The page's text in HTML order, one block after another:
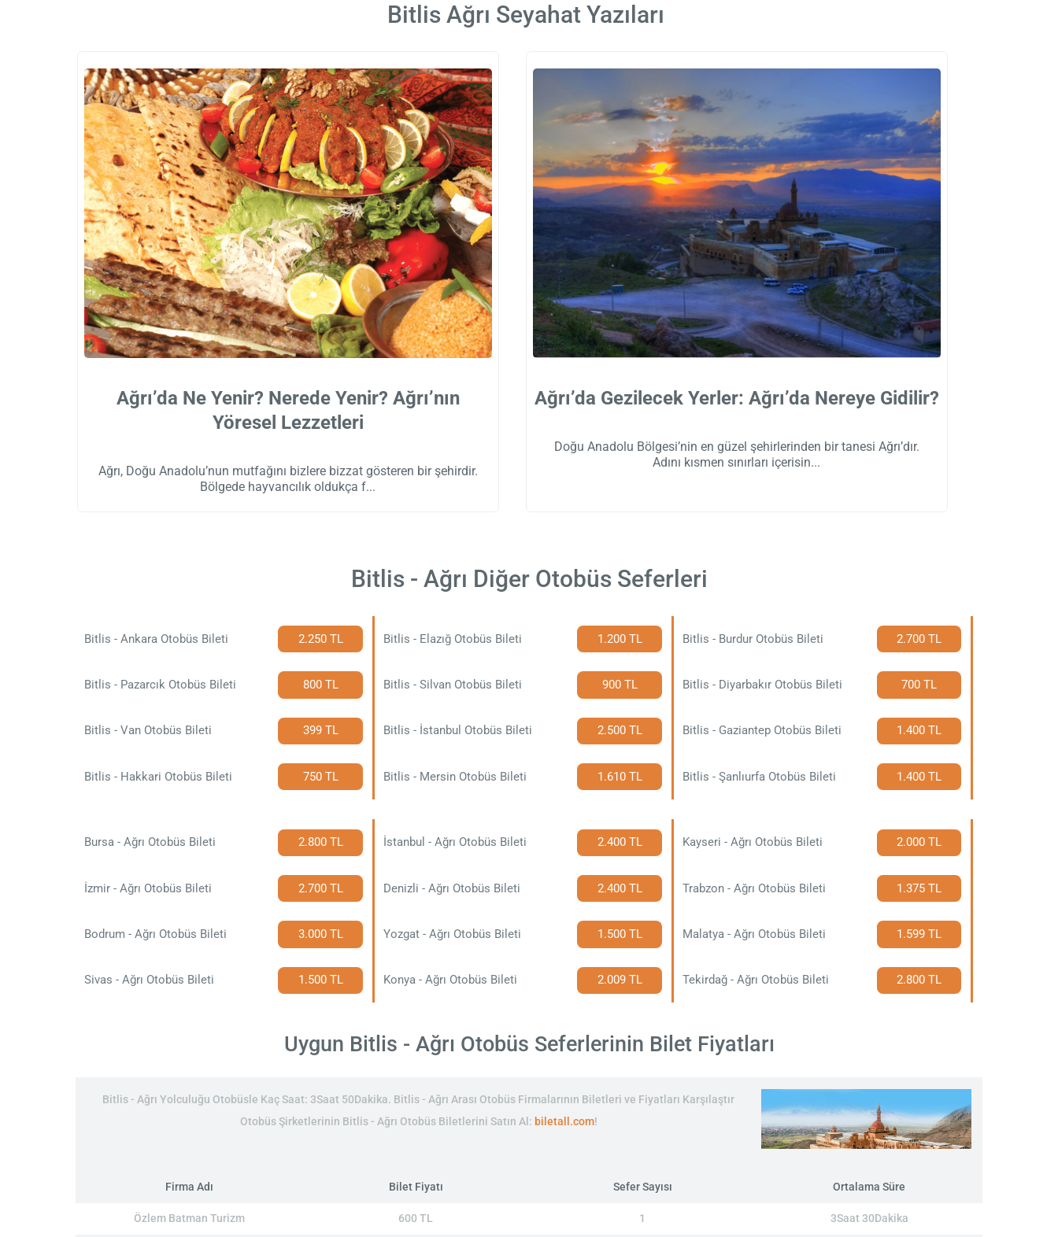
Bitlis Ağrı Seyahat Yazıları
Ağrı’da Ne Yenir? Nerede Yenir? Ağrı’nın
Yöresel Lezzetleri
Ağrı, Doğu Anadolu’nun mutfağını bizlere bizzat gösteren bir şehirdir.
Bölgede hayvancılık oldukça f
Ağrı’da Gezilecek Yerler: Ağrı’da Nereye Gidilir?
Doğu Anadolu Bölgesi’nin en güzel şehirlerinden bir tanesi Ağrı’dır.
Adını kısmen sınırları içerisin
Bitlis - Ağrı Diğer Otobüs Seferleri
Bitlis - Ankara Otobüs Bileti 2.250 TL Bitlis - Elazığ Otobüs Bileti 1.200 TL Bitlis - Burdur Otobüs Bileti 2.700 TL
Bitlis - Pazarcık Otobüs Bileti 800 TL Bitlis - Silvan Otobüs Bileti 900 TL Bitlis - Diyarbakır Otobüs Bileti 700 TL
Bitlis - Van Otobüs Bileti 399 TL Bitlis - İstanbul Otobüs Bileti 2.500 TL Bitlis - Gaziantep Otobüs Bileti 1.400 TL
Bitlis - Hakkari Otobüs Bileti 750 TL Bitlis - Mersin Otobüs Bileti 1.610 TL Bitlis - Şanlıurfa Otobüs Bileti 1.400 TL
Bursa - Ağrı Otobüs Bileti 2.800 TL İstanbul - Ağrı Otobüs Bileti 2.400 TL Kayseri - Ağrı Otobüs Bileti 2.000 TL
İzmir - Ağrı Otobüs Bileti 2.700 TL Denizli - Ağrı Otobüs Bileti 2.400 TL Trabzon - Ağrı Otobüs Bileti 1.375 TL
Bodrum - Ağrı Otobüs Bileti 3.000 TL Yozgat - Ağrı Otobüs Bileti 1.500 TL Malatya - Ağrı Otobüs Bileti 1.599 TL
Sivas - Ağrı Otobüs Bileti 1.500 TL Konya - Ağrı Otobüs Bileti 2.009 TL Tekirdağ - Ağrı Otobüs Bileti 2.800 TL
Uygun Bitlis - Ağrı Otobüs Seferlerinin Bilet Fiyatları
Bitlis - Ağrı Yolculuğu Otobüsle Kaç Saat: 3Saat 50Dakika. Bitlis - Ağrı Arası Otobüs Firmalarının Biletleri ve Fiyatları Karşılaştır
Otobüs Şirketlerinin Bitlis - Ağrı Otobüs Biletlerini Satın Al: biletall.com!
Firma Adı Bilet Fiyatı Sefer Sayısı Ortalama Süre
Özlem Batman Turizm 600 TL 1 3Saat 30Dakika